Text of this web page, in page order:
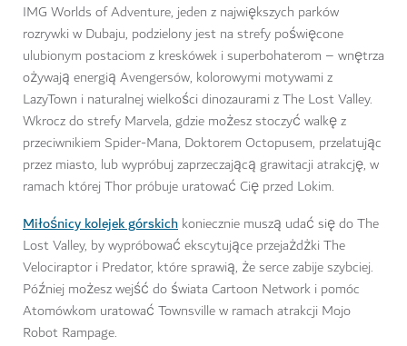
IMG Worlds of Adventure, jeden z największych parków
rozrywki w Dubaju, podzielony jest na strefy poświęcone
ulubionym postaciom z kreskówek i superbohaterom – wnętrza
ożywają energią Avengersów, kolorowymi motywami z
LazyTown i naturalnej wielkości dinozaurami z The Lost Valley.
Wkrocz do strefy Marvela, gdzie możesz stoczyć walkę z
przeciwnikiem Spider-Mana, Doktorem Octopusem, przelatując
przez miasto, lub wypróbuj zaprzeczającą grawitacji atrakcję, w
ramach której Thor próbuje uratować Cię przed Lokim.
Miłośnicy kolejek górskich koniecznie muszą udać się do The
Lost Valley, by wypróbować ekscytujące przejażdżki The
Velociraptor i Predator, które sprawią, że serce zabije szybciej.
Później możesz wejść do świata Cartoon Network i pomóc
Atomówkom uratować Townsville w ramach atrakcji Mojo
Robot Rampage.